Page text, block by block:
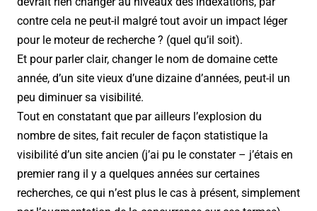
contre cela ne peut-il malgré tout avoir un impact léger
pour le moteur de recherche ? (quel qu’il soit).
Et pour parler clair, changer le nom de domaine cette
année, d’un site vieux d’une dizaine d’années, peut-il un
peu diminuer sa visibilité.
Tout en constatant que par ailleurs l’explosion du
nombre de sites, fait reculer de façon statistique la
visibilité d’un site ancien (j’ai pu le constater – j’étais en
premier rang il y a quelques années sur certaines
recherches, ce qui n’est plus le cas à présent, simplement